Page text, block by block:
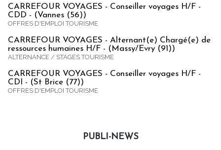
CARREFOUR VOYAGES - Conseiller voyages H/F -
CDD - (Vannes (56))
OFFRES D'EMPLOI TOURISME
CARREFOUR VOYAGES - Alternant(e) Chargé(e) de
ressources humaines H/F - (Massy/Evry (91))
ALTERNANCE / STAGES TOURISME
CARREFOUR VOYAGES - Conseiller voyages H/F -
CDI - (St Brice (77))
OFFRES D'EMPLOI TOURISME
PUBLI-NEWS